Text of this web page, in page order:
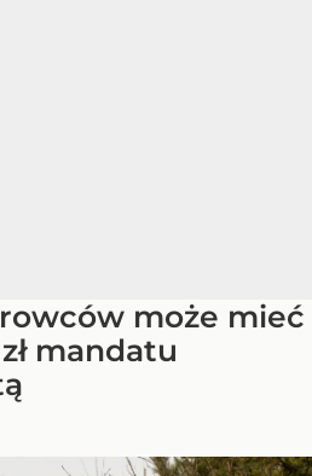
może mieć
mandatu